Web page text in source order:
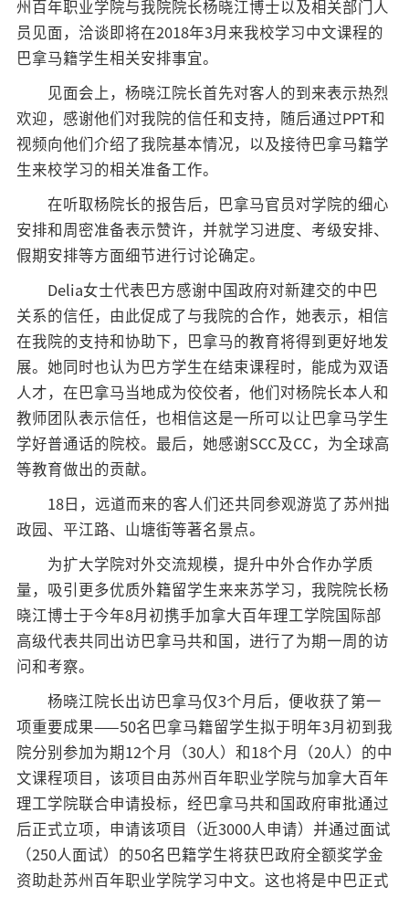
州百年职业学院与我院院长杨晓江博士以及相关部门人
员见面，洽谈即将在2018年3月来我校学习中文课程的
巴拿马籍学生相关安排事宜。
见面会上，杨晓江院长首先对客人的到来表示热烈
欢迎，感谢他们对我院的信任和支持，随后通过PPT和
视频向他们介绍了我院基本情况，以及接待巴拿马籍学
生来校学习的相关准备工作。
在听取杨院长的报告后，巴拿马官员对学院的细心
安排和周密准备表示赞许，并就学习进度、考级安排、
假期安排等方面细节进行讨论确定。
Delia女士代表巴方感谢中国政府对新建交的中巴
关系的信任，由此促成了与我院的合作，她表示，相信
在我院的支持和协助下，巴拿马的教育将得到更好地发
展。她同时也认为巴方学生在结束课程时，能成为双语
人才，在巴拿马当地成为佼佼者，他们对杨院长本人和
教师团队表示信任，也相信这是一所可以让巴拿马学生
学好普通话的院校。最后，她感谢SCC及CC，为全球高
等教育做出的贡献。
18日，远道而来的客人们还共同参观游览了苏州拙
政园、平江路、山塘街等著名景点。
为扩大学院对外交流规模，提升中外合作办学质
量，吸引更多优质外籍留学生来来苏学习，我院院长杨
晓江博士于今年8月初携手加拿大百年理工学院国际部
高级代表共同出访巴拿马共和国，进行了为期一周的访
问和考察。
杨晓江院长出访巴拿马仅3个月后，便收获了第一
项重要成果——50名巴拿马籍留学生拟于明年3月初到我
院分别参加为期12个月（30人）和18个月（20人）的中
文课程项目，该项目由苏州百年职业学院与加拿大百年
理工学院联合申请投标，经巴拿马共和国政府审批通过
后正式立项，申请该项目（近3000人申请）并通过面试
（250人面试）的50名巴籍学生将获巴政府全额奖学金
资助赴苏州百年职业学院学习中文。这也将是中巴正式